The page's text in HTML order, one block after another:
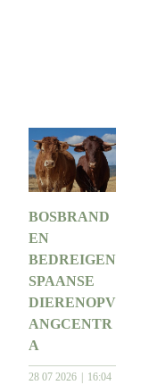
BOSBRAND
EN
BEDREIGEN
SPAANSE
DIERENOPV
ANGCENTR
A
28 07 2026 16:04